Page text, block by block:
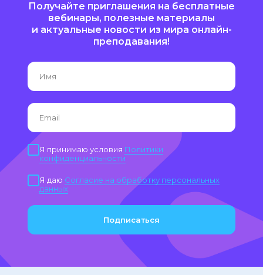
Получайте приглашения на бесплатные
вебинары, полезные материалы
и актуальные новости из мира онлайн-
преподавания!
Я принимаю условия Политики
конфиденциальности
Я даю Согласие на обработку персональных
данных
Подписаться